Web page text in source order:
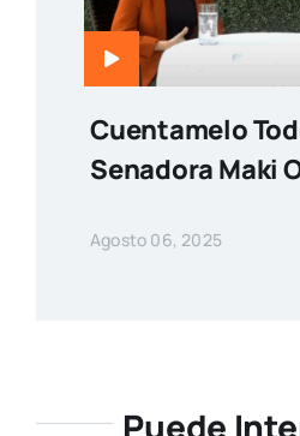
Cuentamelo
Senadora Maki
Agosto 06, 2025
Puede